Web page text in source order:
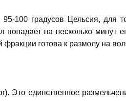
100 градусов Цельсия, для
на несколько минут
готова к размолу на
единственное